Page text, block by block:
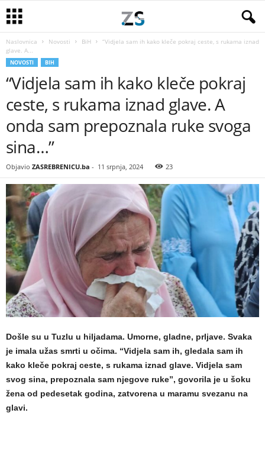
Naslovnica Novosti BiH
“Vidjela sam ih kako kleče pokraj ceste, s rukama iznad
glave. A...
NOVOSTI BIH
“Vidjela sam ih kako kleče pokraj
ceste, s rukama iznad glave. A
onda sam prepoznala ruke svoga
sina…”
Objavio ZASREBRENICU.ba - 11 srpnja, 2024 23
Došle su u Tuzlu u hiljadama. Umorne, gladne, prljave. Svaka
je imala užas smrti u očima. “Vidjela sam ih, gledala sam ih
kako kleče pokraj ceste, s rukama iznad glave. Vidjela sam
svog sina, prepoznala sam njegove ruke”, govorila je u šoku
žena od pedesetak godina, zatvorena u maramu svezanu na
glavi.